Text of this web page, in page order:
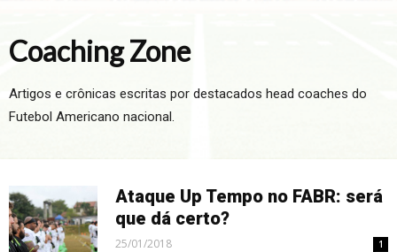
Coaching Zone
Artigos e crônicas escritas por destacados head coaches do
Futebol Americano nacional.
Ataque Up Tempo no FABR: será
que dá certo?
25/01/2018 1